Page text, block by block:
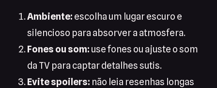
Ambiente: escolha um lugar escuro e
silencioso para absorver a atmosfera.
Fones ou som: use fones ou ajuste o som
da TV para captar detalhes sutis.
Evite spoilers: não leia resenhas longas